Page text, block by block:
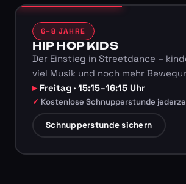
6–8 JAHRE
HIP HOP KIDS
Der Einstieg in Streetdance –
viel Musik und noch mehr
Freitag · 15:15–16:15 Uhr
Kostenlose Schnupperstunde
Schnupperstunde sichern